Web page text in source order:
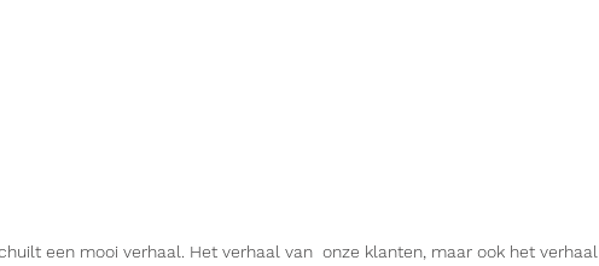
een mooi verhaal. Het verhaal van  onze klanten, maar ook het verhaal